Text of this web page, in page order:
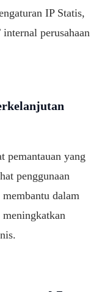
IP Statis,
perusahaan
pemantauan yang
penggunaan
dalam
meningkatkan